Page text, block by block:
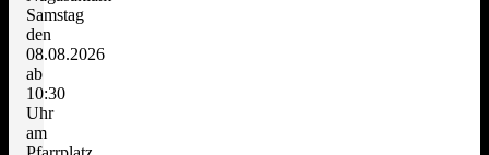
Samstag
den
08.08.2026
ab
10:30
Uhr
am